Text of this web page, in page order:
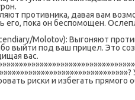
противника, давая вам
его, пока он беспомощен.
Molotov): Выгоняют
выйти под ваш прицел. Это
вас.
риски и избегать прямого